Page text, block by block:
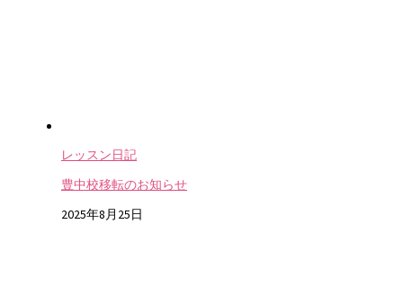
レッスン日記
豊中校移転のお知らせ
2025年8月25日